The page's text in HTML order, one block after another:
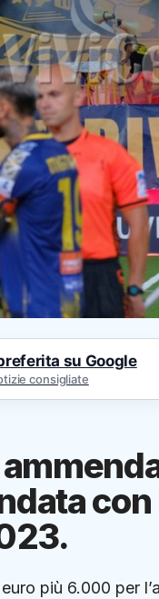
su Google
consigliate
con
più 6.000 per